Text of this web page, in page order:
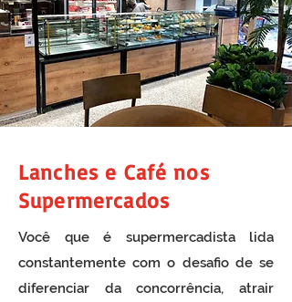
Lanches e Café nos
Supermercados
Você que é supermercadista lida
constantemente com o desafio de se
diferenciar da concorrência, atrair